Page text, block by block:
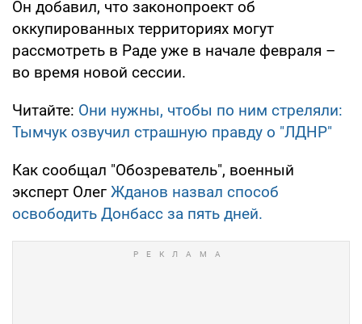
Он добавил, что законопроект об
оккупированных территориях могут
рассмотреть в Раде уже в начале февраля –
во время новой сессии.
Читайте: Они нужны, чтобы по ним стреляли:
Тымчук озвучил страшную правду о "ЛДНР"
Как сообщал "Обозреватель", военный
эксперт Олег Жданов назвал способ
освободить Донбасс за пять дней.